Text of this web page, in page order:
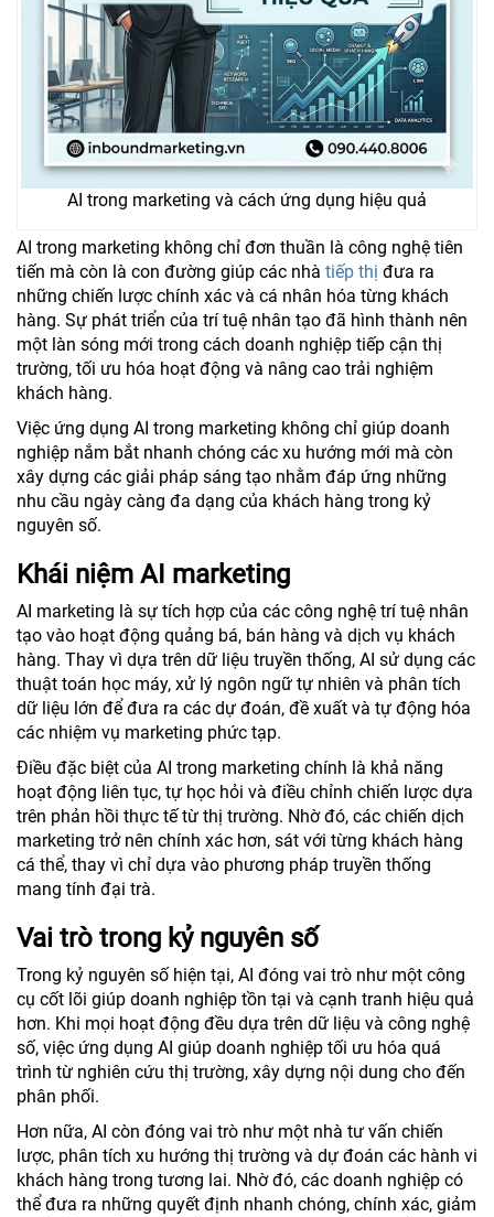
AI trong marketing và cách ứng dụng hiệu quả
AI trong marketing không chỉ đơn thuần là công nghệ tiên
tiến mà còn là con đường giúp các nhà tiếp thị đưa ra
những chiến lược chính xác và cá nhân hóa từng khách
hàng. Sự phát triển của trí tuệ nhân tạo đã hình thành nên
một làn sóng mới trong cách doanh nghiệp tiếp cận thị
trường, tối ưu hóa hoạt động và nâng cao trải nghiệm
khách hàng.
Việc ứng dụng AI trong marketing không chỉ giúp doanh
nghiệp nắm bắt nhanh chóng các xu hướng mới mà còn
xây dựng các giải pháp sáng tạo nhằm đáp ứng những
nhu cầu ngày càng đa dạng của khách hàng trong kỷ
nguyên số.
Khái niệm AI marketing
AI marketing là sự tích hợp của các công nghệ trí tuệ nhân
tạo vào hoạt động quảng bá, bán hàng và dịch vụ khách
hàng. Thay vì dựa trên dữ liệu truyền thống, AI sử dụng các
thuật toán học máy, xử lý ngôn ngữ tự nhiên và phân tích
dữ liệu lớn để đưa ra các dự đoán, đề xuất và tự động hóa
các nhiệm vụ marketing phức tạp.
Điều đặc biệt của AI trong marketing chính là khả năng
hoạt động liên tục, tự học hỏi và điều chỉnh chiến lược dựa
trên phản hồi thực tế từ thị trường. Nhờ đó, các chiến dịch
marketing trở nên chính xác hơn, sát với từng khách hàng
cá thể, thay vì chỉ dựa vào phương pháp truyền thống
mang tính đại trà.
Vai trò trong kỷ nguyên số
Trong kỷ nguyên số hiện tại, AI đóng vai trò như một công
cụ cốt lõi giúp doanh nghiệp tồn tại và cạnh tranh hiệu quả
hơn. Khi mọi hoạt động đều dựa trên dữ liệu và công nghệ
số, việc ứng dụng AI giúp doanh nghiệp tối ưu hóa quá
trình từ nghiên cứu thị trường, xây dựng nội dung cho đến
phân phối.
Hơn nữa, AI còn đóng vai trò như một nhà tư vấn chiến
lược, phân tích xu hướng thị trường và dự đoán các hành vi
khách hàng trong tương lai. Nhờ đó, các doanh nghiệp có
thể đưa ra những quyết định nhanh chóng, chính xác, giảm